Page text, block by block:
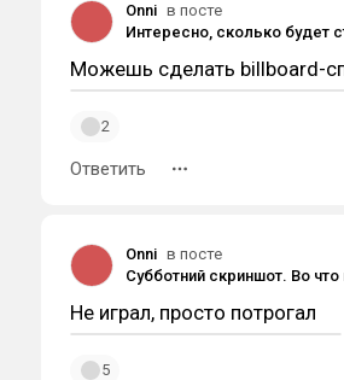
Onni в посте
Можешь сделать billboard-
2
Ответить
Onni в посте
Не играл, просто потрогал
5